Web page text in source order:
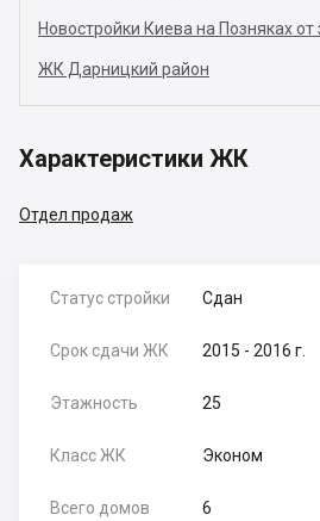
Новостройки Киева на Позняках
ЖК Дарницкий район
Характеристики ЖК
Отдел продаж
Статус стройки Сдан
Срок сдачи ЖК 2015 - 2016 г.
Этажность 25
Класс ЖК Эконом
Всего домов 6